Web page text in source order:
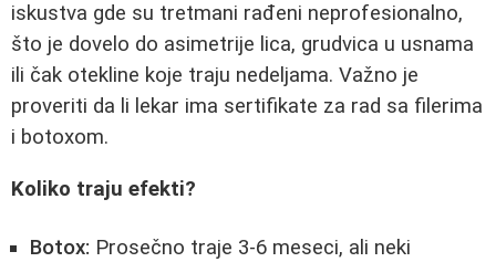
iskustva gde su tretmani rađeni neprofesionalno,
što je dovelo do asimetrije lica, grudvica u usnama
ili čak otekline koje traju nedeljama. Važno je
proveriti da li lekar ima sertifikate za rad sa filerima
i botoxom.
Koliko traju efekti?
Botox: Prosečno traje 3-6 meseci, ali neki